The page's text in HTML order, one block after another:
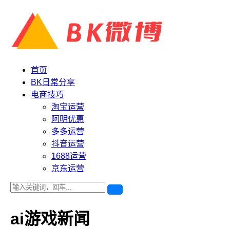
首页
BK日常分享
电商技巧
淘宝运营
阿明优惠
多多运营
抖音运营
1688运营
京东运营
ai游戏新闻